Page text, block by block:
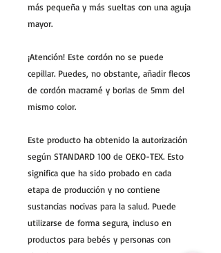
más pequeña y más sueltas con una aguja
mayor.
¡Atención! Este cordón no se puede
cepillar. Puedes, no obstante, añadir flecos
de cordón macramé y borlas de 5mm del
mismo color.
Este producto ha obtenido la autorización
según STANDARD 100 de OEKO-TEX. Esto
significa que ha sido probado en cada
etapa de producción y no contiene
sustancias nocivas para la salud. Puede
utilizarse de forma segura, incluso en
productos para bebés y personas con